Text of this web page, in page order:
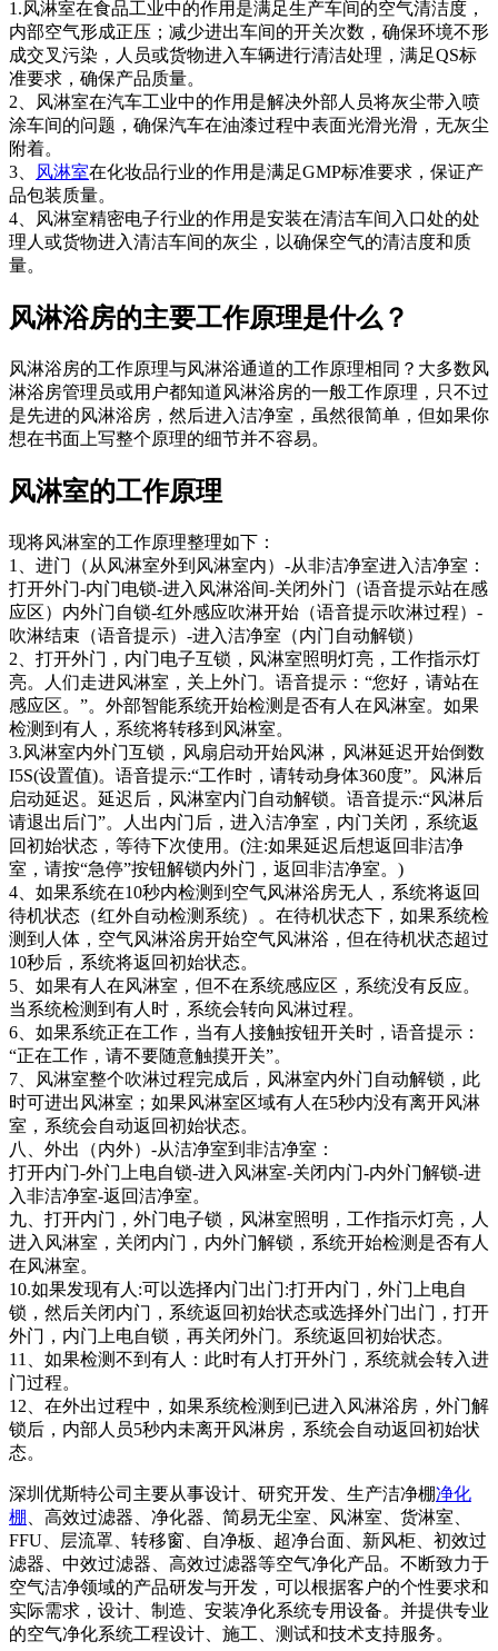
1.风淋室在食品工业中的作用是满足生产车间的空气清洁度，
内部空气形成正压；减少进出车间的开关次数，确保环境不形
成交叉污染，人员或货物进入车辆进行清洁处理，满足QS标
准要求，确保产品质量。
2、风淋室在汽车工业中的作用是解决外部人员将灰尘带入喷
涂车间的问题，确保汽车在油漆过程中表面光滑光滑，无灰尘
附着。
3、
风淋室在化妆品行业的作用是满足GMP标准要求，保证产
品包装质量。
4、风淋室精密电子行业的作用是安装在清洁车间入口处的处
理人或货物进入清洁车间的灰尘，以确保空气的清洁度和质
量。
风淋浴房的主要工作原理是什么？
风淋浴房的工作原理与风淋浴通道的工作原理相同？大多数风
淋浴房管理员或用户都知道风淋浴房的一般工作原理，只不过
是先进的风淋浴房，然后进入洁净室，虽然很简单，但如果你
想在书面上写整个原理的细节并不容易。
风淋室的工作原理
现将风淋室的工作原理整理如下：
1、进门（从风淋室外到风淋室内）-从非洁净室进入洁净室：
打开外门-内门电锁-进入风淋浴间-关闭外门（语音提示站在感
应区）内外门自锁-红外感应吹淋开始（语音提示吹淋过程）-
吹淋结束（语音提示）-进入洁净室（内门自动解锁）
2、打开外门，内门电子互锁，风淋室照明灯亮，工作指示灯
亮。人们走进风淋室，关上外门。语音提示：“您好，请站在
感应区。”。外部智能系统开始检测是否有人在风淋室。如果
检测到有人，系统将转移到风淋室。
3.风淋室内外门互锁，风扇启动开始风淋，风淋延迟开始倒数
I5S(设置值)。语音提示:“工作时，请转动身体360度”。风淋后
启动延迟。延迟后，风淋室内门自动解锁。语音提示:“风淋后
请退出后门”。人出内门后，进入洁净室，内门关闭，系统返
回初始状态，等待下次使用。(注:如果延迟后想返回非洁净
室，请按“急停”按钮解锁内外门，返回非洁净室。)
4、如果系统在10秒内检测到空气风淋浴房无人，系统将返回
待机状态（红外自动检测系统）。在待机状态下，如果系统检
测到人体，空气风淋浴房开始空气风淋浴，但在待机状态超过
10秒后，系统将返回初始状态。
5、如果有人在风淋室，但不在系统感应区，系统没有反应。
当系统检测到有人时，系统会转向风淋过程。
6、如果系统正在工作，当有人接触按钮开关时，语音提示：
“正在工作，请不要随意触摸开关”。
7、风淋室整个吹淋过程完成后，风淋室内外门自动解锁，此
时可进出风淋室；如果风淋室区域有人在5秒内没有离开风淋
室，系统会自动返回初始状态。
八、外出（内外）-从洁净室到非洁净室：
打开内门-外门上电自锁-进入风淋室-关闭内门-内外门解锁-进
入非洁净室-返回洁净室。
九、打开内门，外门电子锁，风淋室照明，工作指示灯亮，人
进入风淋室，关闭内门，内外门解锁，系统开始检测是否有人
在风淋室。
10.如果发现有人:可以选择内门出门:打开内门，外门上电自
锁，然后关闭内门，系统返回初始状态或选择外门出门，打开
外门，内门上电自锁，再关闭外门。系统返回初始状态。
11、如果检测不到有人：此时有人打开外门，系统就会转入进
门过程。
12、在外出过程中，如果系统检测到已进入风淋浴房，外门解
锁后，内部人员5秒内未离开风淋房，系统会自动返回初始状
态。
深圳优斯特公司主要从事设计、研究开发、生产洁净棚净化
棚
、高效过滤器、净化器、简易无尘室、风淋室、货淋室、
FFU、层流罩、转移窗、自净板、超净台面、新风柜、初效过
滤器、中效过滤器、高效过滤器等空气净化产品。不断致力于
空气洁净领域的产品研发与开发，可以根据客户的个性要求和
实际需求，设计、制造、安装净化系统专用设备。并提供专业
的空气净化系统工程设计、施工、测试和技术支持服务。